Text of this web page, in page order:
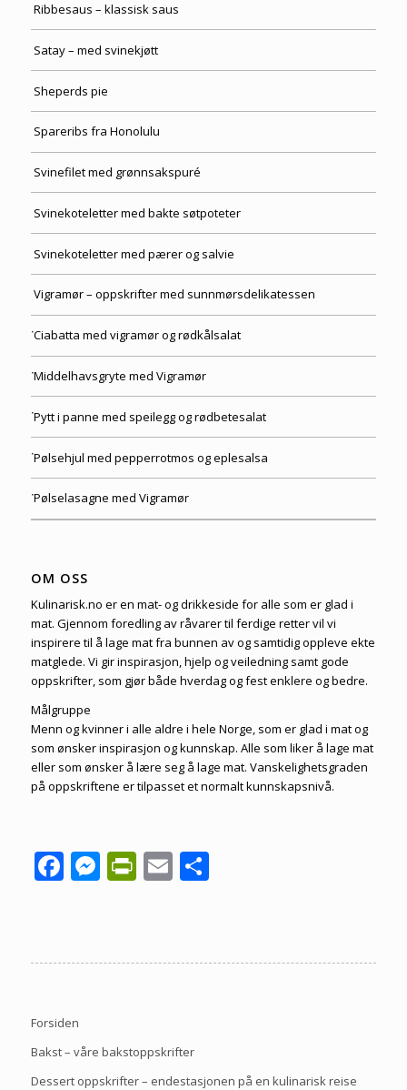
Ribbesaus – klassisk saus
Satay – med svinekjøtt
Sheperds pie
Spareribs fra Honolulu
Svinefilet med grønnsakspuré
Svinekoteletter med bakte søtpoteter
Svinekoteletter med pærer og salvie
Vigramør – oppskrifter med sunnmørsdelikatessen
Ciabatta med vigramør og rødkålsalat
Middelhavsgryte med Vigramør
Pytt i panne med speilegg og rødbetesalat
Pølsehjul med pepperrotmos og eplesalsa
Pølselasagne med Vigramør
OM OSS
Kulinarisk.no er en mat- og drikkeside for alle som er glad i
mat. Gjennom foredling av råvarer til ferdige retter vil vi
inspirere til å lage mat fra bunnen av og samtidig oppleve ekte
matglede. Vi gir inspirasjon, hjelp og veiledning samt gode
oppskrifter, som gjør både hverdag og fest enklere og bedre.
Målgruppe
Menn og kvinner i alle aldre i hele Norge, som er glad i mat og
som ønsker inspirasjon og kunnskap. Alle som liker å lage mat
eller som ønsker å lære seg å lage mat. Vanskelighetsgraden
på oppskriftene er tilpasset et normalt kunnskapsnivå.
Facebook
Messenger
PrintFriendly
EmailShare
Forsiden
Bakst – våre bakstoppskrifter
Dessert oppskrifter – endestasjonen på en kulinarisk reise